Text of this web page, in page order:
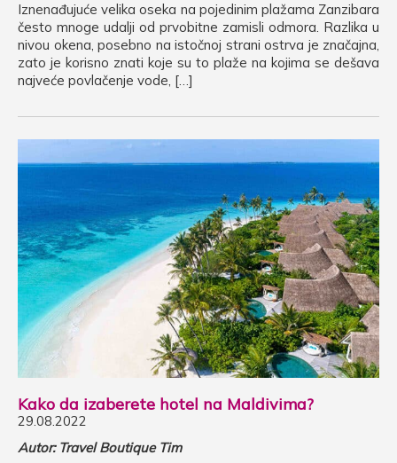
Iznenađujuće velika oseka na pojedinim plažama Zanzibara
često mnoge udalji od prvobitne zamisli odmora. Razlika u
nivou okena, posebno na istočnoj strani ostrva je značajna,
zato je korisno znati koje su to plaže na kojima se dešava
najveće povlačenje vode, […]
Kako da izaberete hotel na Maldivima?
29.08.2022
Autor: Travel Boutique Tim